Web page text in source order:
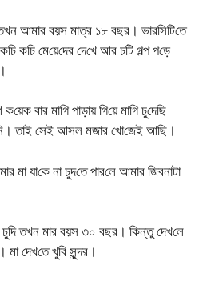
আমার বয়স মাত্র ১৮ বছর। ভার‌সি‌টি‌তে
ক‌চি মে‌য়ে‌দের দে‌খে আর চ‌টি গল্প প‌ড়ে
বার মা‌গি পাড়ায় গি‌য়ে মা‌গি চু‌দে‌ছি
তাই সেই আসল মজার খে‌া‌জেই আ‌ছি।
যা‌কে না চুদ‌তে পার‌লে আমার জিবনাটা
তখন মার বয়স ৩০ বছর। কিন্তু দেখ‌লে
দেখ‌তে খু‌বি সুন্দর।